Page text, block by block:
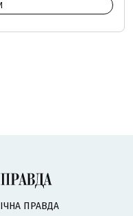
ПРАВДА